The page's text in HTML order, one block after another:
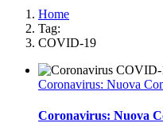
Home
Tag:
COVID-19
Coronavirus: Nuova
Coronavirus: Nuova